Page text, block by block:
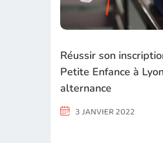
Réussir son
Petite Enfance à
alternance
3 JANVIER 2022